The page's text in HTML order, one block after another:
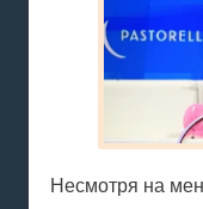
Несмотря на